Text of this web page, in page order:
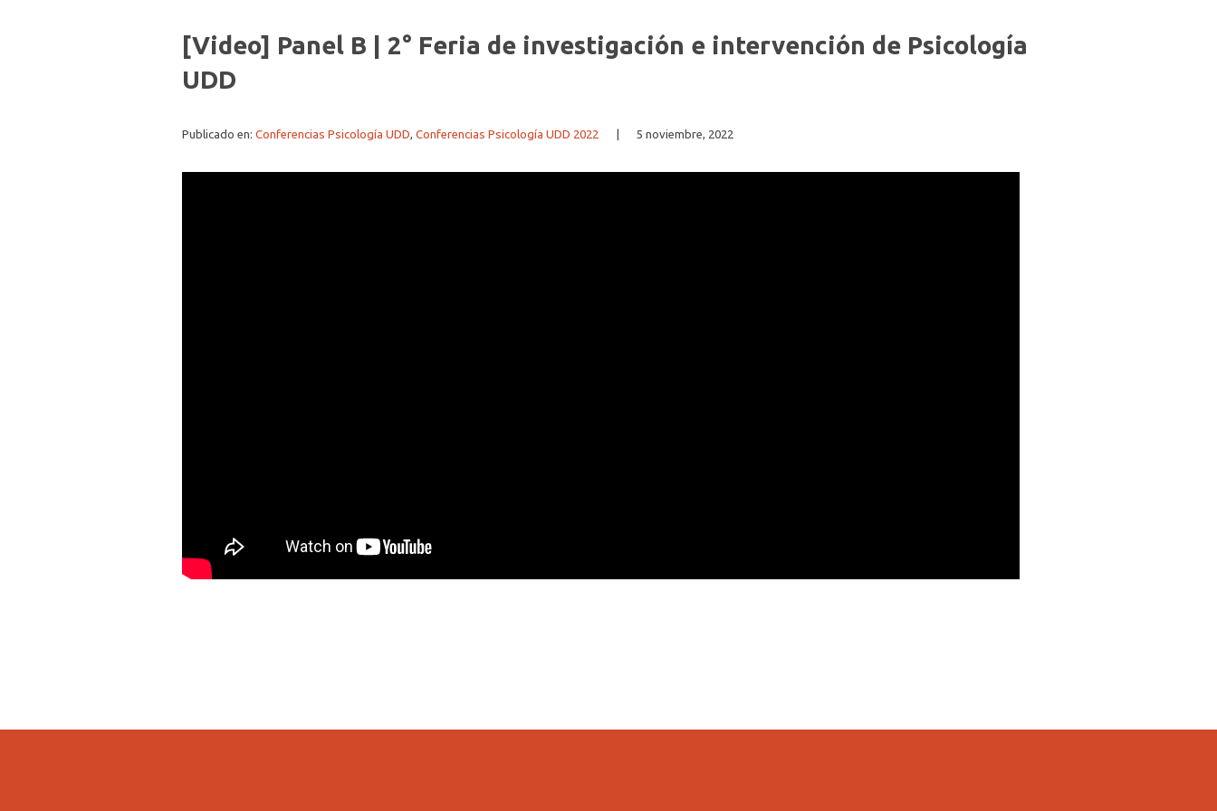
[Video] Panel B | 2° Feria de investigación e intervención de Psicología
UDD
Publicado en: Conferencias Psicología UDD, Conferencias Psicología UDD 2022 5 noviembre, 2022